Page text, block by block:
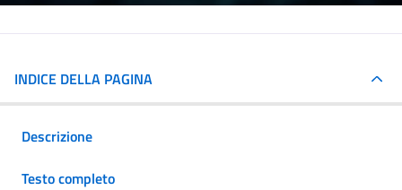
INDICE DELLA PAGINA
Descrizione
Testo completo